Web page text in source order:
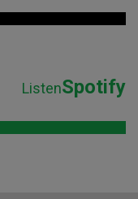
ListenSpotify